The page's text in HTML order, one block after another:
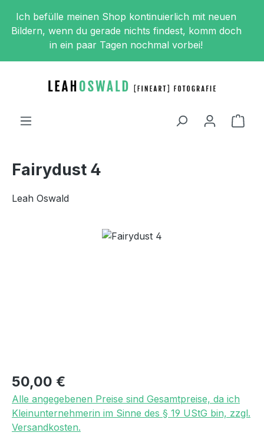
Zum Hauptinhalt springen
Ich befülle meinen Shop kontinuierlich mit neuen
Bildern, wenn du gerade nichts findest, komm doch
in ein paar Tagen nochmal vorbei!
Fairydust 4
Leah Oswald
Bildergalerie überspringen
Regulärer Preis:
50,00 €
Alle angegebenen Preise sind Gesamtpreise, da ich
Kleinunternehmerin im Sinne des § 19 UStG bin, zzgl.
Versandkosten.